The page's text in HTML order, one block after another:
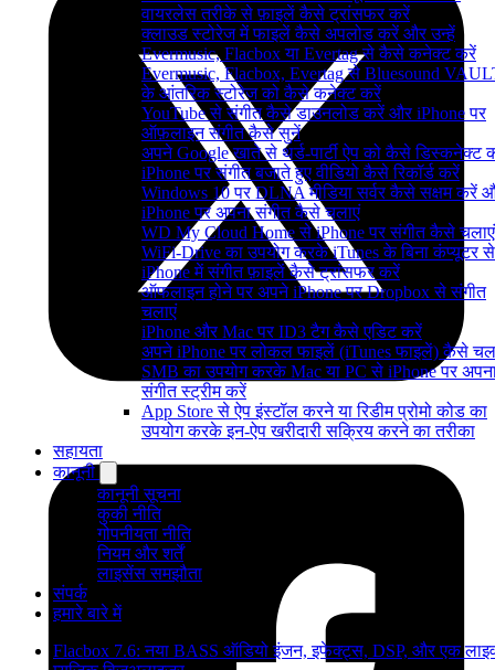
वायरलेस तरीके से फ़ाइलें कैसे ट्रांसफर करें
क्लाउड स्टोरेज में फाइलें कैसे अपलोड करें और उन्हें
Evermusic, Flacbox या Evertag से कैसे कनेक्ट करें
Evermusic, Flacbox, Evertag से Bluesound
के आंतरिक स्टोरेज को कैसे कनेक्ट करें
YouTube से संगीत कैसे डाउनलोड करें और iPhone पर
ऑफ़लाइन संगीत कैसे सुनें
अपने Google खाते से थर्ड-पार्टी ऐप को कैसे डिस्कनेक्ट
iPhone पर संगीत बजाते हुए वीडियो कैसे रिकॉर्ड करें
Windows 10 पर DLNA मीडिया सर्वर कैसे सक्षम करें
iPhone पर अपना संगीत कैसे चलाएं
WD My Cloud Home से iPhone पर संगीत कैसे चलाएं
WiFi-Drive का उपयोग करके iTunes के बिना कंप्यूटर से
iPhone में संगीत फ़ाइलें कैसे ट्रांसफर करें
ऑफलाइन होने पर अपने iPhone पर Dropbox से संगीत
चलाएं
iPhone और Mac पर ID3 टैग कैसे एडिट करें
अपने iPhone पर लोकल फाइलें (iTunes फाइलें) कैसे
SMB का उपयोग करके Mac या PC से iPhone पर
संगीत स्ट्रीम करें
App Store से ऐप इंस्टॉल करने या रिडीम प्रोमो कोड का
उपयोग करके इन-ऐप खरीदारी सक्रिय करने का तरीका
सहायता
कानूनी
कानूनी सूचना
कुकी नीति
गोपनीयता नीति
नियम और शर्तें
लाइसेंस समझौता
संपर्क
हमारे बारे में
Flacbox 7.6: नया BASS ऑडियो इंजन, इफेक्ट्स, DSP, और एक